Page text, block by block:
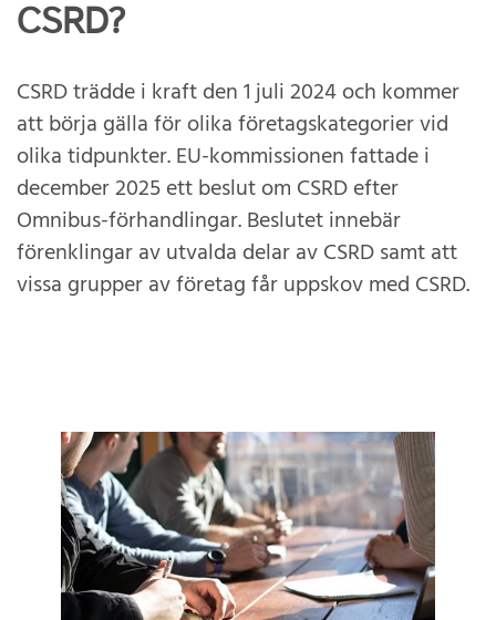
CSRD?
CSRD trädde i kraft den 1 juli 2024 och kommer
att börja gälla för olika företagskategorier vid
olika tidpunkter.EU-kommissionen fattade i
december 2025 ett beslut om CSRD efter
Omnibus-förhandlingar. Beslutet innebär
förenklingar av utvalda delar av CSRD samt att
vissa grupper av företag får uppskov med CSRD.